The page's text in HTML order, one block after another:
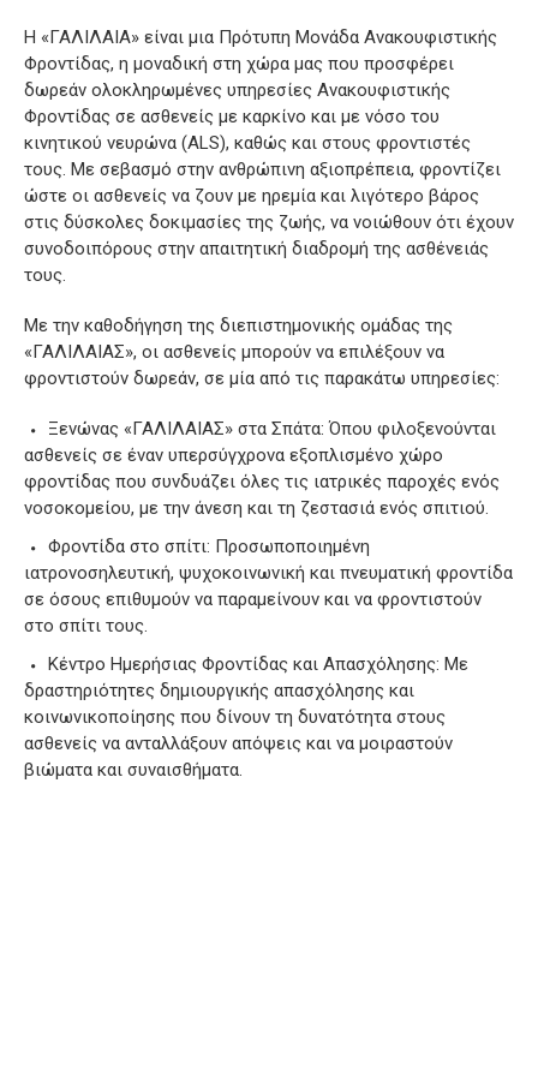
Η «ΓΑΛΙΛΑΙΑ» είναι μια Πρότυπη Μονάδα Ανακουφιστικής
Φροντίδας, η μοναδική στη χώρα μας που προσφέρει
δωρεάν ολοκληρωμένες υπηρεσίες Ανακουφιστικής
Φροντίδας σε ασθενείς με καρκίνο και με νόσο του
κινητικού νευρώνα (ALS), καθώς και στους φροντιστές
τους. Με σεβασμό στην ανθρώπινη αξιοπρέπεια, φροντίζει
ώστε οι ασθενείς να ζουν με ηρεμία και λιγότερο βάρος
στις δύσκολες δοκιμασίες της ζωής, να νοιώθουν ότι έχουν
συνοδοιπόρους στην απαιτητική διαδρομή της ασθένειάς
τους.
Με την καθοδήγηση της διεπιστημονικής ομάδας της
«ΓΑΛΙΛΑΙΑΣ», οι ασθενείς μπορούν να επιλέξουν να
φροντιστούν δωρεάν, σε μία από τις παρακάτω υπηρεσίες:
Ξενώνας «ΓΑΛΙΛΑΙΑΣ» στα Σπάτα: Όπου φιλοξενούνται
ασθενείς σε έναν υπερσύγχρονα εξοπλισμένο χώρο
φροντίδας που συνδυάζει όλες τις ιατρικές παροχές ενός
νοσοκομείου, με την άνεση και τη ζεστασιά ενός σπιτιού.
Φροντίδα στο σπίτι: Προσωποποιημένη
ιατρονοσηλευτική, ψυχοκοινωνική και πνευματική φροντίδα
σε όσους επιθυμούν να παραμείνουν και να φροντιστούν
στο σπίτι τους.
Κέντρο Ημερήσιας Φροντίδας και Απασχόλησης: Με
δραστηριότητες δημιουργικής απασχόλησης και
κοινωνικοποίησης που δίνουν τη δυνατότητα στους
ασθενείς να ανταλλάξουν απόψεις και να μοιραστούν
βιώματα και συναισθήματα.